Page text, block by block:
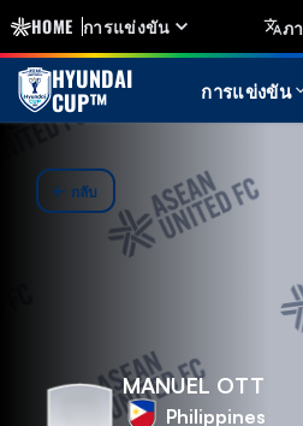
HOME การแข่งขัน ภ
HYUNDAI
CUP™ การแข่งขัน
กลับ
MANUEL OTT
Philippines